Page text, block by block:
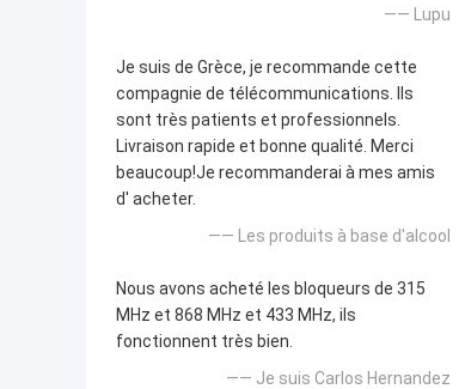
—— Lupu
Je suis de Grèce, je recommande cette
compagnie de télécommunications. Ils
sont très patients et professionnels.
Livraison rapide et bonne qualité. Merci
beaucoup!Je recommanderai à mes amis
d' acheter.
—— Les produits à base d'alcool
Nous avons acheté les bloqueurs de 315
MHz et 868 MHz et 433 MHz, ils
fonctionnent très bien.
—— Je suis Carlos Hernandez